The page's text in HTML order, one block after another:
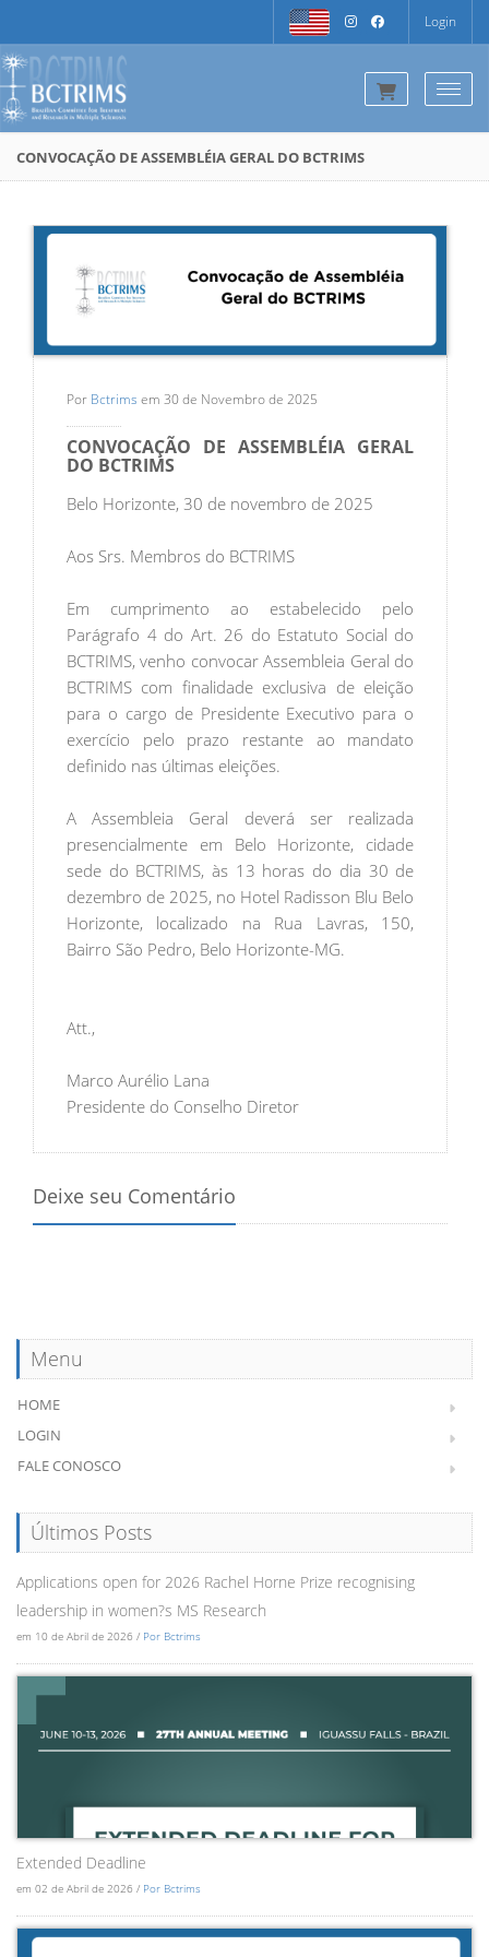
Login
CONVOCAÇÃO DE ASSEMBLÉIA GERAL DO BCTRIMS
Por Bctrims em 30 de Novembro de 2025
CONVOCAÇÃO DE ASSEMBLÉIA GERAL
DO BCTRIMS
Belo Horizonte, 30 de novembro de 2025
Aos Srs. Membros do BCTRIMS
Em cumprimento ao estabelecido pelo
Parágrafo 4 do Art. 26 do Estatuto Social do
BCTRIMS, venho convocar Assembleia Geral do
BCTRIMS com finalidade exclusiva de eleição
para o cargo de Presidente Executivo para o
exercício pelo prazo restante ao mandato
definido nas últimas eleições.
A Assembleia Geral deverá ser realizada
presencialmente em Belo Horizonte, cidade
sede do BCTRIMS, às 13 horas do dia 30 de
dezembro de 2025, no Hotel Radisson Blu Belo
Horizonte, localizado na Rua Lavras, 150,
Bairro São Pedro, Belo Horizonte-MG.
Att.,
Marco Aurélio Lana
Presidente do Conselho Diretor
Deixe seu Comentário
Menu
HOME
LOGIN
FALE CONOSCO
Últimos Posts
Applications open for 2026 Rachel Horne Prize recognising
leadership in women?s MS Research
em 10 de Abril de 2026 / Por Bctrims
Extended Deadline
em 02 de Abril de 2026 / Por Bctrims